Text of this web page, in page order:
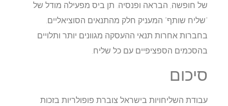
של חופשה, הבראה ופנסיה. תן ביס מפעילה מודל של
"שליח שותף" המעניק חלק מהתנאים הסוציאליים.
בחברות אחרות תנאי ההעסקה מגוונים יותר ותלויים
בהסכמים הספציפיים עם כל שליח.
סיכום
עבודת השליחויות בישראל צוברת פופולריות בזכות